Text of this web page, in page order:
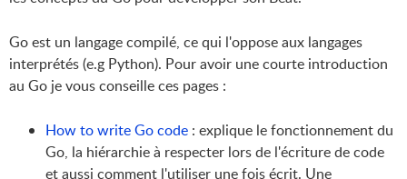
Go est un langage compilé, ce qui l'oppose aux langages
interprétés (e.g Python). Pour avoir une courte introduction
au Go je vous conseille ces pages :
How to write Go code : explique le fonctionnement du
Go, la hiérarchie à respecter lors de l'écriture de code
et aussi comment l'utiliser une fois écrit. Une